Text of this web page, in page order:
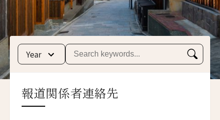
Year
All
2026
2025
報道関係者連絡先